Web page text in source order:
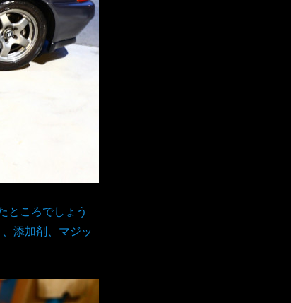
ところでしょう
添加剤、マジッ